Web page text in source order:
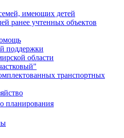
имеющих детей
ранее учтенных объектов
поддержки
области
транспортных
планирования